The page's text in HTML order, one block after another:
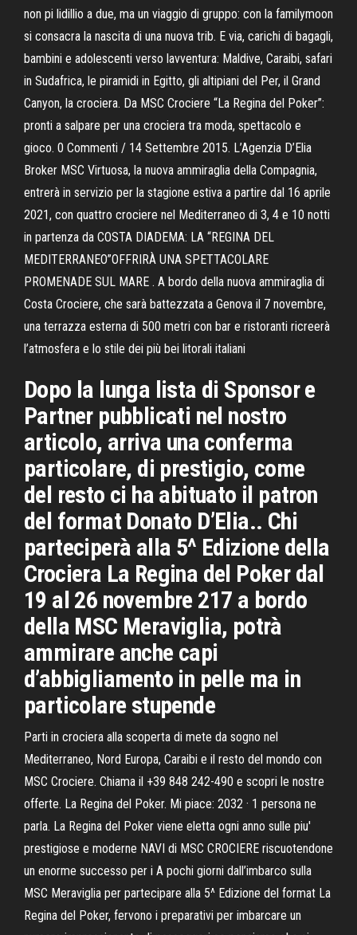
non pi lidillio a due, ma un viaggio di gruppo: con la familymoon
si consacra la nascita di una nuova trib. E via, carichi di bagagli,
bambini e adolescenti verso lavventura: Maldive, Caraibi, safari
in Sudafrica, le piramidi in Egitto, gli altipiani del Per, il Grand
Canyon, la crociera. Da MSC Crociere “La Regina del Poker”:
pronti a salpare per una crociera tra moda, spettacolo e
gioco. 0 Commenti / 14 Settembre 2015. L’Agenzia D’Elia
Broker MSC Virtuosa, la nuova ammiraglia della Compagnia,
entrerà in servizio per la stagione estiva a partire dal 16 aprile
2021, con quattro crociere nel Mediterraneo di 3, 4 e 10 notti
in partenza da COSTA DIADEMA: LA “REGINA DEL
MEDITERRANEO”OFFRIRÀ UNA SPETTACOLARE
PROMENADE SUL MARE . A bordo della nuova ammiraglia di
Costa Crociere, che sarà battezzata a Genova il 7 novembre,
una terrazza esterna di 500 metri con bar e ristoranti ricreerà
l’atmosfera e lo stile dei più bei litorali italiani
Dopo la lunga lista di Sponsor e
Partner pubblicati nel nostro
articolo, arriva una conferma
particolare, di prestigio, come
del resto ci ha abituato il patron
del format Donato D’Elia.. Chi
parteciperà alla 5^ Edizione della
Crociera La Regina del Poker dal
19 al 26 novembre 217 a bordo
della MSC Meraviglia, potrà
ammirare anche capi
d’abbigliamento in pelle ma in
particolare stupende
Parti in crociera alla scoperta di mete da sogno nel
Mediterraneo, Nord Europa, Caraibi e il resto del mondo con
MSC Crociere. Chiama il +39 848 242-490 e scopri le nostre
offerte. La Regina del Poker. Mi piace: 2032 · 1 persona ne
parla. La Regina del Poker viene eletta ogni anno sulle piu'
prestigiose e moderne NAVI di MSC CROCIERE riscuotendone
un enorme successo per i A pochi giorni dall’imbarco sulla
MSC Meraviglia per partecipare alla 5^ Edizione del format La
Regina del Poker, fervono i preparativi per imbarcare un